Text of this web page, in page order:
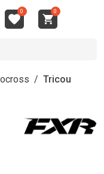
0 0
/ Tricou